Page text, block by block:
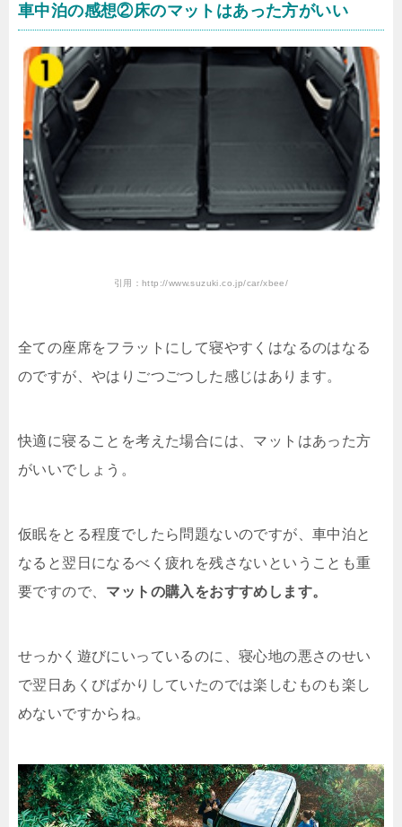
車中泊の感想②床のマットはあった方がいい
引用：http://www.suzuki.co.jp/car/xbee/
全ての座席をフラットにして寝やすくはなるのはなる
のですが、やはりごつごつした感じはあります。
快適に寝ることを考えた場合には、マットはあった方
がいいでしょう。
仮眠をとる程度でしたら問題ないのですが、車中泊と
なると翌日になるべく疲れを残さないということも重
要ですので、 マットの購入をおすすめします。
せっかく遊びにいっているのに、寝心地の悪さのせい
で翌日あくびばかりしていたのでは楽しむものも楽し
めないですからね。